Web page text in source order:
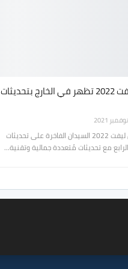
اودي A8 فيس ليفت 2022 تظهر في الخارج بتحديثات
حصلت اودي A8 فيس ليفت 2022 السيدان الفاخرة على تحديثات
مع تحديثات مُتعددة جمالية وتقنية…